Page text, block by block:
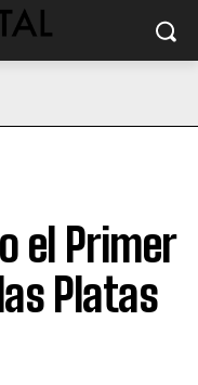
el Primer
Platas